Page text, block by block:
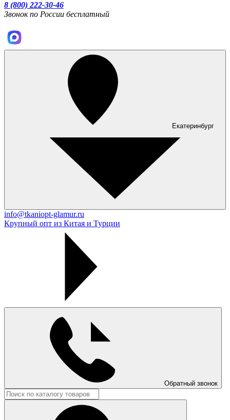
8 (800) 222-30-46
Звонок по России бесплатный
Екатеринбург
info@tkaniopt-glamur.ru
Крупный опт из Китая и Турции
Обратный звонок